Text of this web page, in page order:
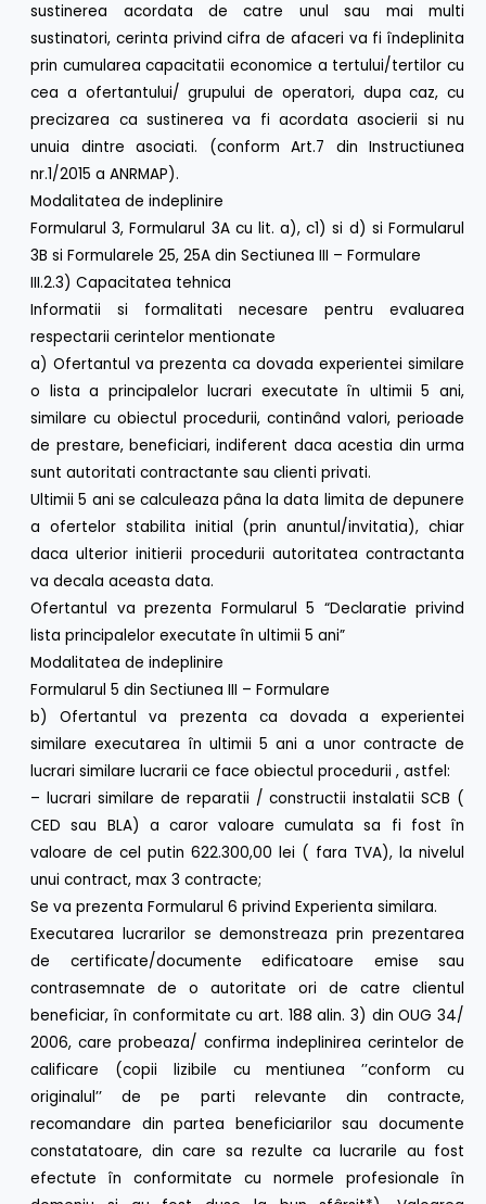
sustinerea acordata de catre unul sau mai multi
sustinatori, cerinta privind cifra de afaceri va fi îndeplinita
prin cumularea capacitatii economice a tertului/tertilor cu
cea a ofertantului/ grupului de operatori, dupa caz, cu
precizarea ca sustinerea va fi acordata asocierii si nu
unuia dintre asociati. (conform Art.7 din Instructiunea
nr.1/2015 a ANRMAP).
Modalitatea de indeplinire
Formularul 3, Formularul 3A cu lit. a), c1) si d) si Formularul
3B si Formularele 25, 25A din Sectiunea III – Formulare
III.2.3) Capacitatea tehnica
Informatii si formalitati necesare pentru evaluarea
respectarii cerintelor mentionate
a) Ofertantul va prezenta ca dovada experientei similare
o lista a principalelor lucrari executate în ultimii 5 ani,
similare cu obiectul procedurii, continând valori, perioade
de prestare, beneficiari, indiferent daca acestia din urma
sunt autoritati contractante sau clienti privati.
Ultimii 5 ani se calculeaza pâna la data limita de depunere
a ofertelor stabilita initial (prin anuntul/invitatia), chiar
daca ulterior initierii procedurii autoritatea contractanta
va decala aceasta data.
Ofertantul va prezenta Formularul 5 “Declaratie privind
lista principalelor executate în ultimii 5 ani”
Modalitatea de indeplinire
Formularul 5 din Sectiunea III – Formulare
b) Ofertantul va prezenta ca dovada a experientei
similare executarea în ultimii 5 ani a unor contracte de
lucrari similare lucrarii ce face obiectul procedurii , astfel:
– lucrari similare de reparatii / constructii instalatii SCB (
CED sau BLA) a caror valoare cumulata sa fi fost în
valoare de cel putin 622.300,00 lei ( fara TVA), la nivelul
unui contract, max 3 contracte;
Se va prezenta Formularul 6 privind Experienta similara.
Executarea lucrarilor se demonstreaza prin prezentarea
de certificate/documente edificatoare emise sau
contrasemnate de o autoritate ori de catre clientul
beneficiar, în conformitate cu art. 188 alin. 3) din OUG 34/
2006, care probeaza/ confirma indeplinirea cerintelor de
calificare (copii lizibile cu mentiunea ’’conform cu
originalul’’ de pe parti relevante din contracte,
recomandare din partea beneficiarilor sau documente
constatatoare, din care sa rezulte ca lucrarile au fost
efectute în conformitate cu normele profesionale în